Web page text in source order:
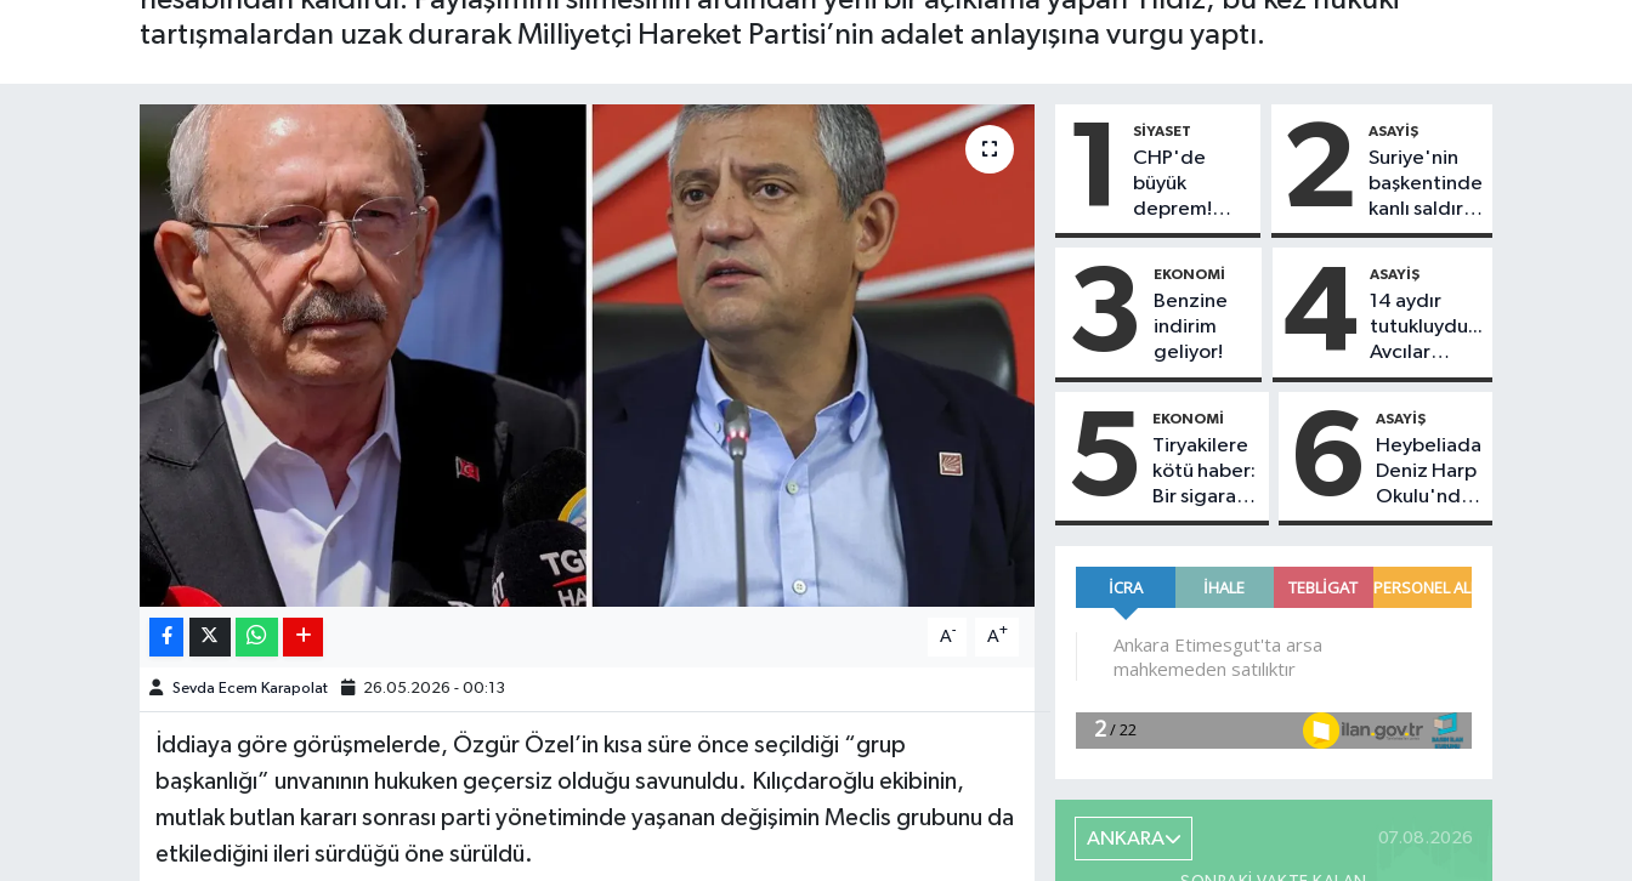
tartışmalardan uzak durarak Milliyetçi Hareket Partisi’nin adalet anlayışına vurgu yaptı.
A- A+
Sevda Ecem Karapolat 26.05.2026 - 00:13
İddiaya göre görüşmelerde, Özgür Özel’in kısa süre önce seçildiği “grup
başkanlığı” unvanının hukuken geçersiz olduğu savunuldu. Kılıçdaroğlu ekibinin,
mutlak butlan kararı sonrası parti yönetiminde yaşanan değişimin Meclis grubunu da
etkilediğini ileri sürdüğü öne sürüldü.
1 SIYASET
CHP'de
büyük
deprem!
230
başkanı Yeni
Parti'ye
geçiyor
2 ASAYIŞ
Suriye'nin
başkentinde
kanlı saldırı!
Yolcu
çok sayıda
ölü ve yaralı
var
3 EKONOMI
Benzine
indirim
geliyor!
4 ASAYIŞ
14 aydır
tutukluydu...
Avcılar
Belediye
Utku Caner
Çankaya
tahliye
edildi!
5 EKONOMI
Tiryakilere
kötü haber:
Bir sigara
grubuna
geldi!
6 ASAYIŞ
Heybeliada
Deniz Harp
Okulu'nda
korkutan
Alevlere
müdahale
ANKARA 07.08.2026